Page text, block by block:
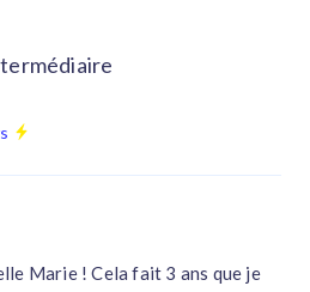
Marie ! Cela fait 3 ans que je